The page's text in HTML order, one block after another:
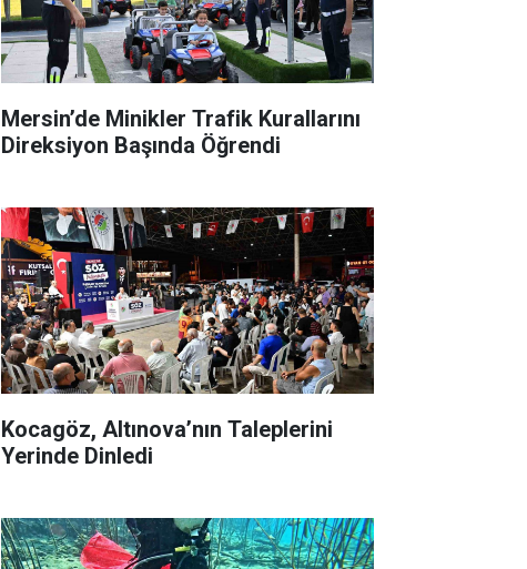
Mersin’de Minikler Trafik Kurallarını
Direksiyon Başında Öğrendi
Kocagöz, Altınova’nın Taleplerini
Yerinde Dinledi